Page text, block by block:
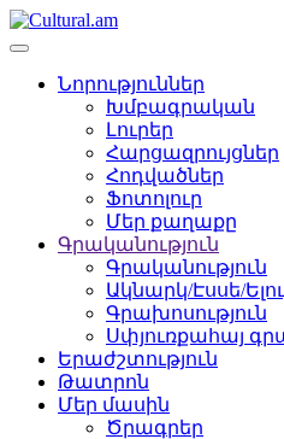
Նորություններ
Խմբագրական
Լուրեր
Հարցազրույցներ
Հոդվածներ
Ֆոտոլուր
Մեր քաղաքը
Գրականություն
Գրականություն
Ակնարկ/Էսսե/
Գրախոսություն
Սփյուռքահայ
Երաժշտություն
Թատրոն
Մեր մասին
Ծրագրեր